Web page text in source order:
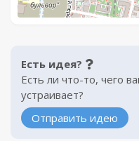
Есть идея?
Есть ли что-то, чего
устраивает?
Отправить идею